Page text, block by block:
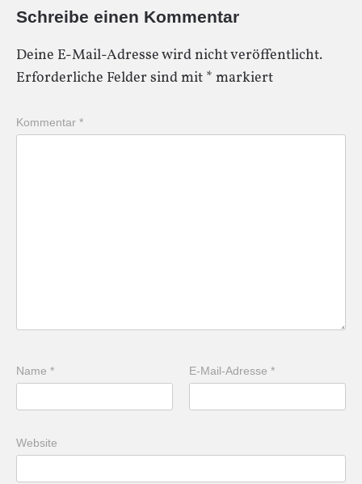
Schreibe einen Kommentar
Deine E-Mail-Adresse wird nicht veröffentlicht.
Erforderliche Felder sind mit * markiert
Kommentar *
Name * E-Mail-Adresse*
Website